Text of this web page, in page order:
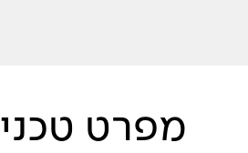
מפרט טכני